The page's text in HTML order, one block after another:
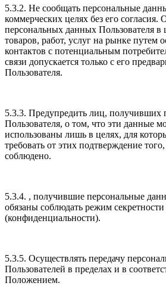
5.3.2. Не сообщать персональные
коммерческих целях без его согласия.
персональных данных Пользователя в
товаров, работ, услуг на рынке путем
контактов с потенциальным
связи допускается только с его
Пользователя.
5.3.3. Предупредить лиц, получивших
Пользователя, о том, что эти данные
использованы лишь в целях, для
требовать от этих подтверждение
соблюдено.
5.3.4. , получившие персональные
обязаны соблюдать режим секретности
(конфиденциальности).
5.3.5. Осуществлять передачу
Пользователей в пределах и в
Положением.